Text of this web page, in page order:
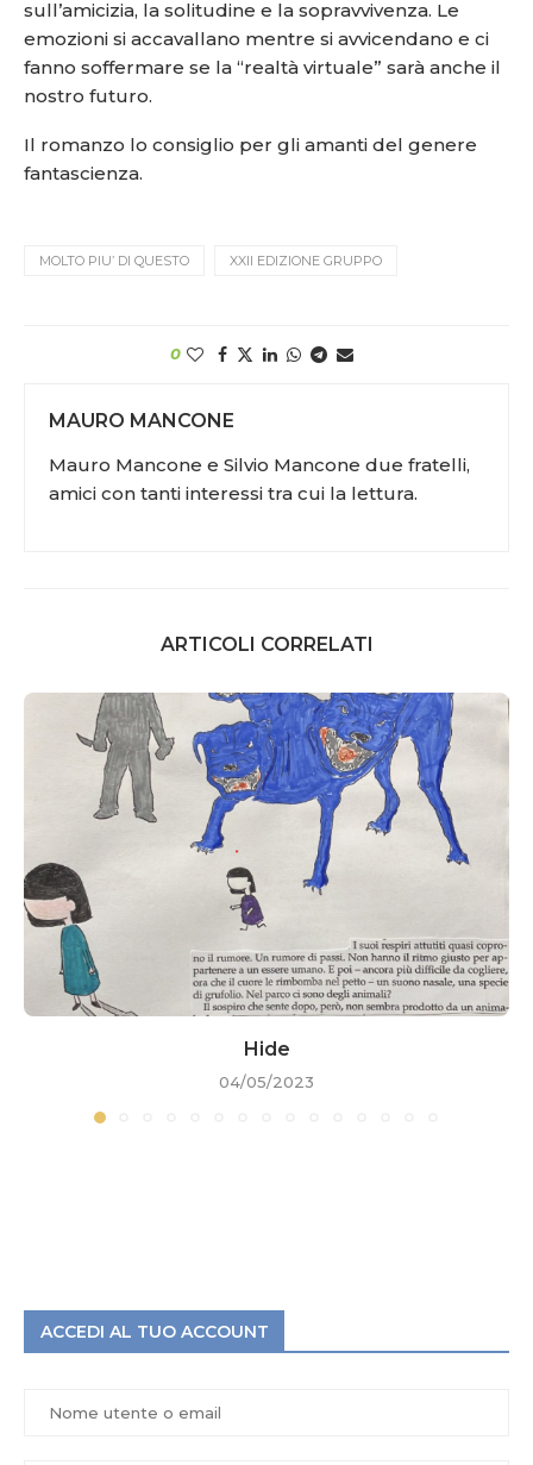
sull’amicizia, la solitudine e la sopravvivenza. Le
emozioni si accavallano mentre si avvicendano e ci
fanno soffermare se la “realtà virtuale” sarà anche il
nostro futuro.
Il romanzo lo consiglio per gli amanti del genere
fantascienza.
MOLTO PIU’ DI QUESTO XXII EDIZIONE GRUPPO
0
MAURO MANCONE
Mauro Mancone e Silvio Mancone due fratelli,
amici con tanti interessi tra cui la lettura.
ARTICOLI CORRELATI
Hide
04/05/2023
ACCEDI AL TUO ACCOUNT